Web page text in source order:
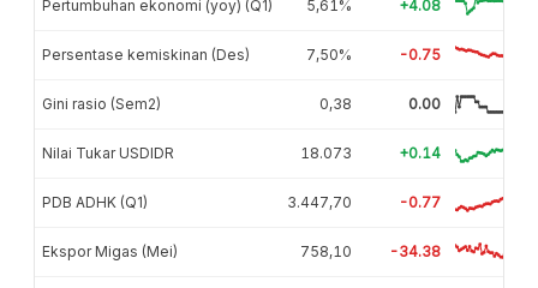
Pertumbuhan ekonomi (yoy) (Q1) 5,61% +4.08
Persentase kemiskinan (Des) 7,50% -0.75
Gini rasio (Sem2) 0,38 0.00
Nilai Tukar USDIDR 18.073 +0.14
PDB ADHK (Q1) 3.447,70 -0.77
Ekspor Migas (Mei) 758,10 -34.38